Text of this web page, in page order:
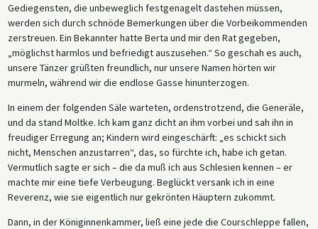
Gediegensten, die unbeweglich festgenagelt dastehen müssen,
werden sich durch schnöde Bemerkungen über die Vorbeikommenden
zerstreuen. Ein Bekannter hatte Berta und mir den Rat gegeben,
„möglichst harmlos und befriedigt auszusehen.“ So geschah es auch,
unsere Tänzer grüßten freundlich, nur unsere Namen hörten wir
murmeln, während wir die endlose Gasse hinunterzogen.
In einem der folgenden Säle warteten, ordenstrotzend, die Generäle,
und da stand Moltke. Ich kam ganz dicht an ihm vorbei und sah ihn in
freudiger Erregung an; Kindern wird eingeschärft: „es schickt sich
nicht, Menschen anzustarren“, das, so fürchte ich, habe ich getan.
Vermutlich sagte er sich – die da muß ich aus Schlesien kennen – er
machte mir eine tiefe Verbeugung. Beglückt versank ich in eine
Reverenz, wie sie eigentlich nur gekrönten Häuptern zukommt.
Dann, in der Königinnenkammer, ließ eine jede die Courschleppe fallen,